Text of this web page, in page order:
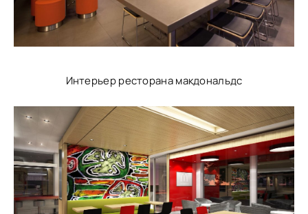
Интерьер ресторана макдональдс